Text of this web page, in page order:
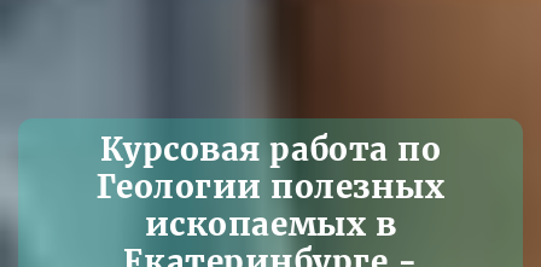
Курсовая работа по
Геологии полезных
ископаемых в